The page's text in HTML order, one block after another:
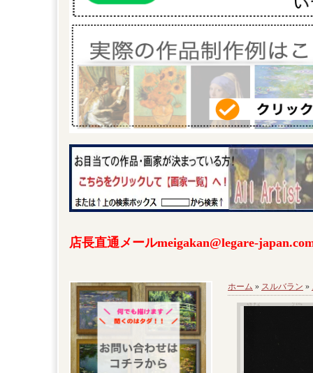
店長直通メールmeigakan@legare-
ホーム » スルバラン »